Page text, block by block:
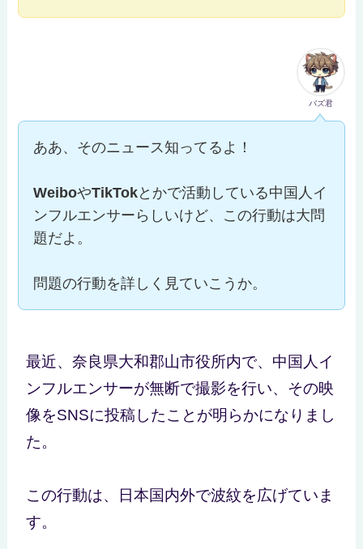
バズ君
ああ、そのニュース知ってるよ！
WeiboやTikTokとかで活動している中国人イ
ンフルエンサーらしいけど、この行動は大問
題だよ。
問題の行動を詳しく見ていこうか。
最近、奈良県大和郡山市役所内で、中国人イ
ンフルエンサーが無断で撮影を行い、その映
像をSNSに投稿したことが明らかになりまし
た。
この行動は、日本国内外で波紋を広げていま
す。